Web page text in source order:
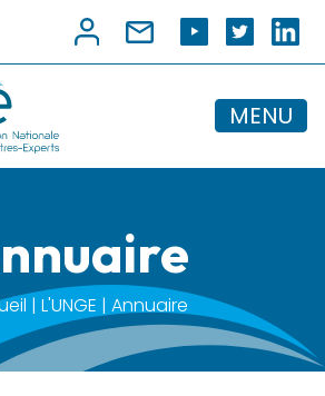
MENU
| L'UNGE | Annuaire